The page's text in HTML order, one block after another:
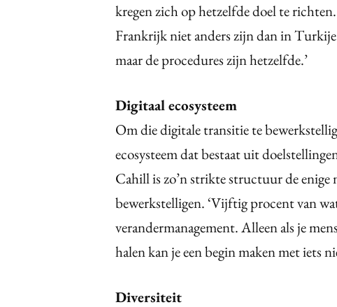
kregen zich op hetzelfde doel te
Frankrijk niet anders zijn dan in
maar de procedures zijn hetzelfde.’
Digitaal ecosysteem
Om die digitale transitie te
ecosysteem dat bestaat uit
Cahill is zo’n strikte structuur de enige
bewerkstelligen. ‘Vijftig procent van
verandermanagement. Alleen als je
halen kan je een begin maken met iets
Diversiteit